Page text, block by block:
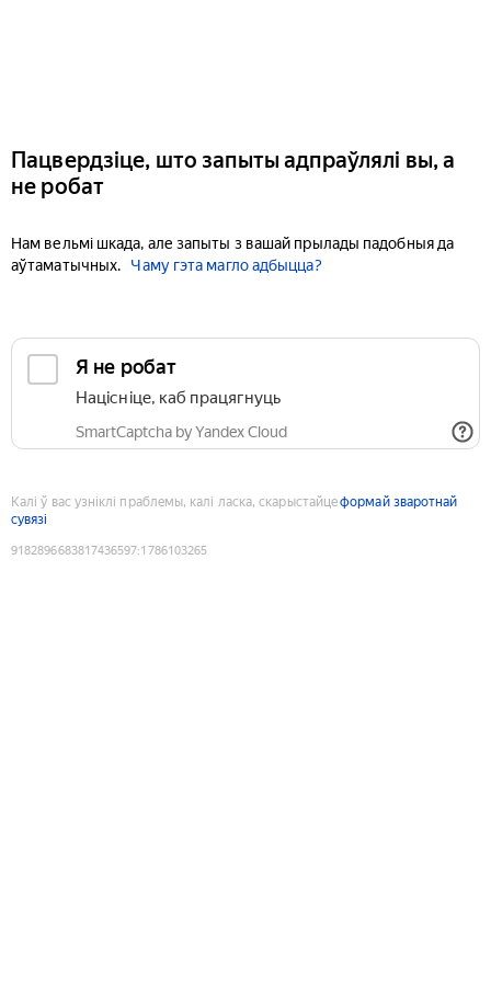
Пацвердзіце, што запыты адпраўлялі вы, а
не робат
Нам вельмі шкада, але запыты з вашай прылады падобныя да
аўтаматычных.
Чаму гэта магло адбыцца?
Я не робат
Націсніце, каб працягнуць
SmartCaptcha by Yandex Cloud
Калі ў вас узніклі праблемы, калі ласка, скарыстайцеформай зваротнай
сувязі
9182896683817436597:1786103265